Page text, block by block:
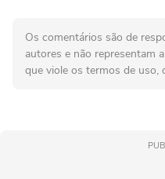
Os comentários são de
autores e não representam
que viole os termos de uso,